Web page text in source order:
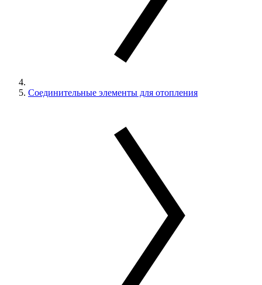
Соединительные элементы для отопления